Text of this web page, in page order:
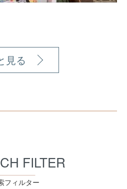
見る
FILTER
フィルター